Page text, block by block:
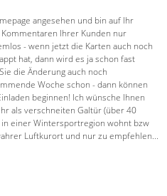
angesehen und bin auf Ihr
Ihrer Kunden nur
- wenn jetzt die Karten auch noch
hat, dann wird es ja schon fast
die Änderung auch noch
Woche schon - dann können
beginnen! Ich wünsche Ihnen
als verschneiten Galtür (über 40
einer Wintersportregion wohnt bzw
Luftkurort und nur zu empfehlen...